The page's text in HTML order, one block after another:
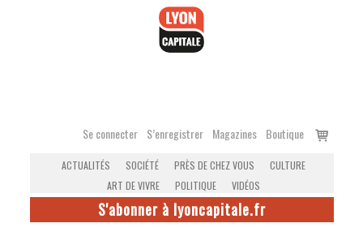
Se connecter S’enregistrer Magazines Boutique
Voir
ACTUALITÉS SOCIÉTÉ PRÈS DE CHEZ VOUS
CULTURE
ART DE VIVRE
POLITIQUE VIDÉOS
S'abonner à lyoncapitale.fr